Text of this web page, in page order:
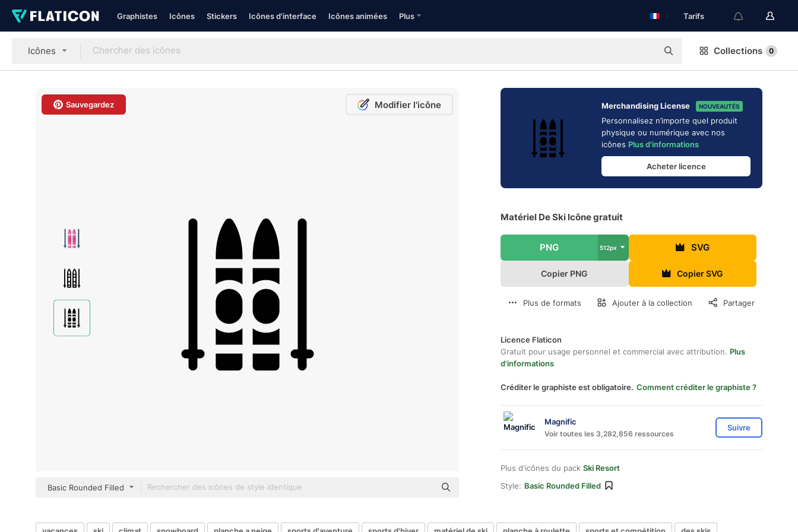
Graphistes Icônes Stickers Icônes d'interface Icônes animées Plus Tarifs
Icônes Collections 0
Sauvegardez Modifier l'icône
Basic Rounded Filled
Merchandising License NOUVEAUTÉS
Personnalisez n’importe quel produit
physique ou numérique avec nos
icônes Plus d'informations
Acheter licence
Matériel De Ski Icône gratuit
PNG 512px SVG
Copier PNG Copier SVG
Plus de formats Ajouter à la collection Partager
Licence Flaticon
Gratuit pour usage personnel et commercial avec attribution. Plus
d'informations
Créditer le graphiste est obligatoire. Comment créditer le graphiste ?
Magnific
Voir toutes les 3,282,856 ressources
Suivre
Plus d'icônes du pack Ski Resort
Style: Basic Rounded Filled